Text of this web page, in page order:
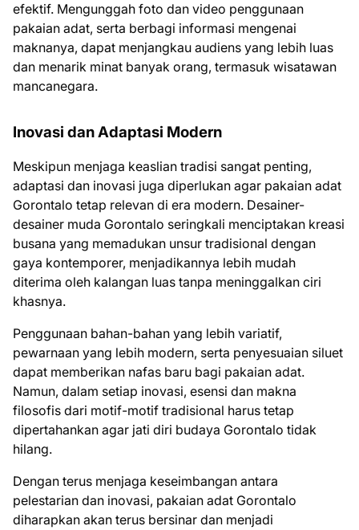
efektif. Mengunggah foto dan video penggunaan
pakaian adat, serta berbagi informasi mengenai
maknanya, dapat menjangkau audiens yang lebih luas
dan menarik minat banyak orang, termasuk wisatawan
mancanegara.
Inovasi dan Adaptasi Modern
Meskipun menjaga keaslian tradisi sangat penting,
adaptasi dan inovasi juga diperlukan agar pakaian adat
Gorontalo tetap relevan di era modern. Desainer-
desainer muda Gorontalo seringkali menciptakan kreasi
busana yang memadukan unsur tradisional dengan
gaya kontemporer, menjadikannya lebih mudah
diterima oleh kalangan luas tanpa meninggalkan ciri
khasnya.
Penggunaan bahan-bahan yang lebih variatif,
pewarnaan yang lebih modern, serta penyesuaian siluet
dapat memberikan nafas baru bagi pakaian adat.
Namun, dalam setiap inovasi, esensi dan makna
filosofis dari motif-motif tradisional harus tetap
dipertahankan agar jati diri budaya Gorontalo tidak
hilang.
Dengan terus menjaga keseimbangan antara
pelestarian dan inovasi, pakaian adat Gorontalo
diharapkan akan terus bersinar dan menjadi